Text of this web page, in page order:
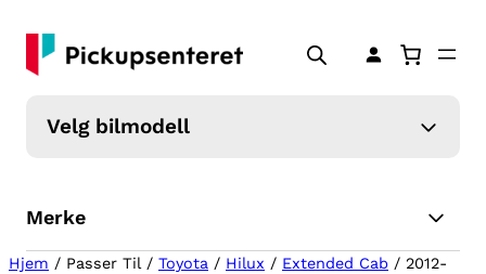
Velg bilmodell
Merke
Hjem / Passer Til / Toyota / Hilux / Extended Cab / 2012-